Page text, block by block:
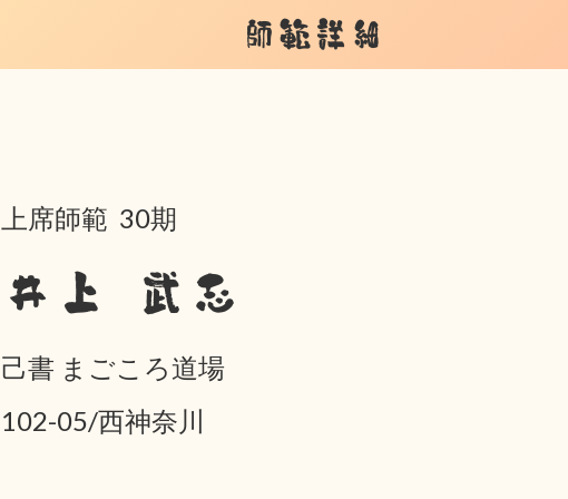
師範詳細
上席師範 30期
井上 武志
己書 まごころ道場
102-05/西神奈川